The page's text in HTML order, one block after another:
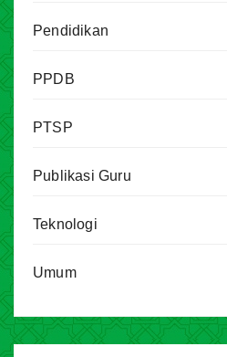
Pendidikan
PPDB
PTSP
Publikasi Guru
Teknologi
Umum